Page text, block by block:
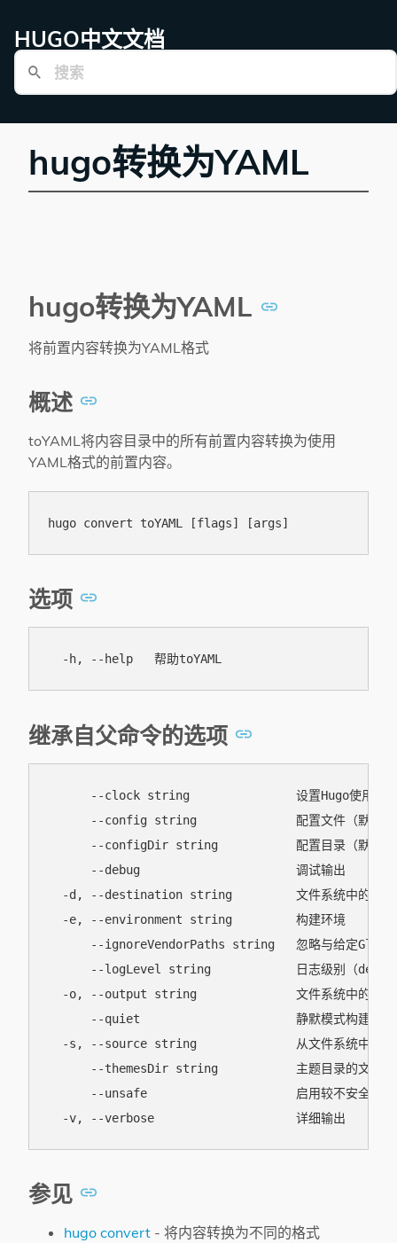
HUGO中文文档
hugo转换为YAML
hugo转换为YAML
将前置内容转换为YAML格式
概述
toYAML将内容目录中的所有前置内容转换为使用
YAML格式的前置内容。
选项
继承自父命令的选项
--clock string               设置Hugo使用的
--config string              配置文件（默认
--configDir string           配置目录（默认
      --debug                      调试输出
-d, --destination string         文件系统中的路径
  -e, --environment string         构建环境
--ignoreVendorPaths string   忽略与给定Glob模
--logLevel string            日志级别（
-o, --output string              文件系统中的路径
      --quiet                      静默模式构建
-s, --source string              从文件系统中读取
--themesDir string           主题目录的文件系
--unsafe                     启用较不安全的操
参见
hugo convert - 将内容转换为不同的格式